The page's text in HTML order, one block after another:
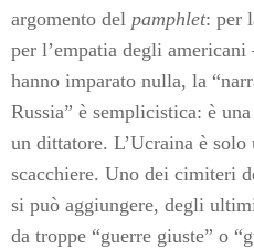
argomento del pamphlet: per
per l’empatia degli
hanno imparato nulla, la
Russia” è semplicistica: è
un dittatore. L’Ucraina è solo
scacchiere. Uno dei cimiteri
si può aggiungere, degli
da troppe “guerre giuste” o